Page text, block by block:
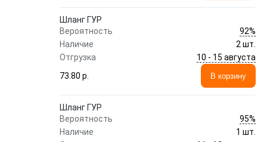
Шланг ГУР
Вероятность
92%
Наличие
2 шт.
Отгрузка
10 - 15 августа
73.80 p.
В корзину
Шланг ГУР
Вероятность
95%
Наличие
1 шт.